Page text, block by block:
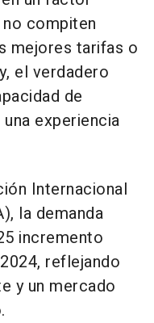
compiten
mejores tarifas o
el verdadero
de
experiencia
Internacional
la demanda
incremento
reflejando
y un mercado